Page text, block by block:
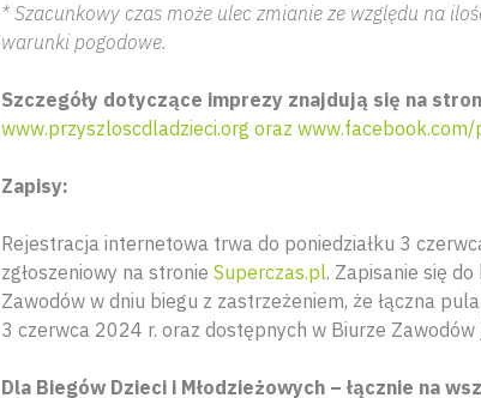
* Szacunkowy czas może ulec zmianie ze względu na
warunki pogodowe.
Szczegóły dotyczące imprezy znajdują się na
www.przyszloscdladzieci.org oraz
Zapisy:
Rejestracja internetowa trwa do poniedziałku 3
zgłoszeniowy na stronie Superczas.pl. Zapisanie się
Zawodów w dniu biegu z zastrzeżeniem, że łączna
3 czerwca 2024 r. oraz dostępnych w Biurze Zawodów
Dla Biegów Dzieci i Młodzieżowych – łącznie na